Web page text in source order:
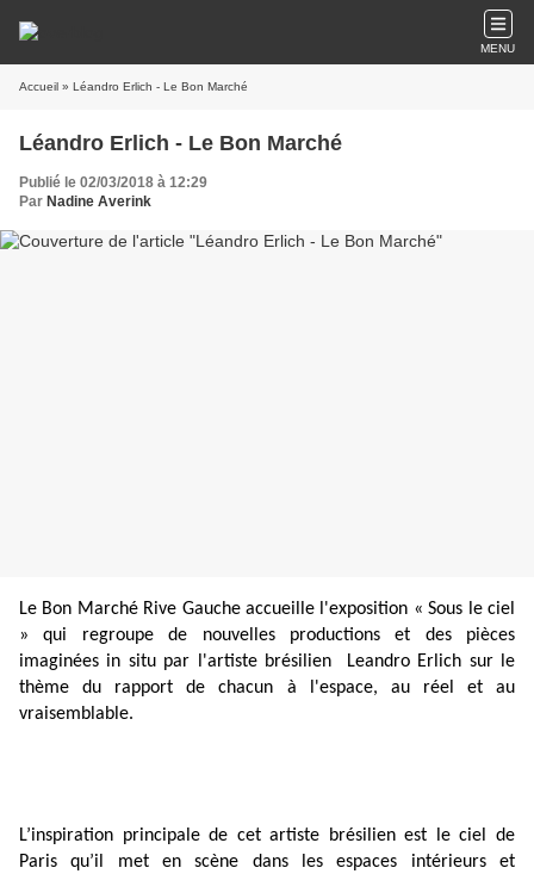
MENU
Accueil » Léandro Erlich - Le Bon Marché
Léandro Erlich - Le Bon Marché
Publié le 02/03/2018 à 12:29
Par Nadine Averink
Le Bon Marché Rive Gauche accueille l'exposition « Sous le ciel
» qui regroupe de nouvelles productions et des pièces
imaginées in situ par l'artiste brésilien
Leandro Erlich sur le
thème du rapport de chacun à l'espace, au réel et au
vraisemblable.
L’inspiration principale de cet artiste brésilien est le ciel de
Paris qu’il met en scène dans les espaces intérieurs et